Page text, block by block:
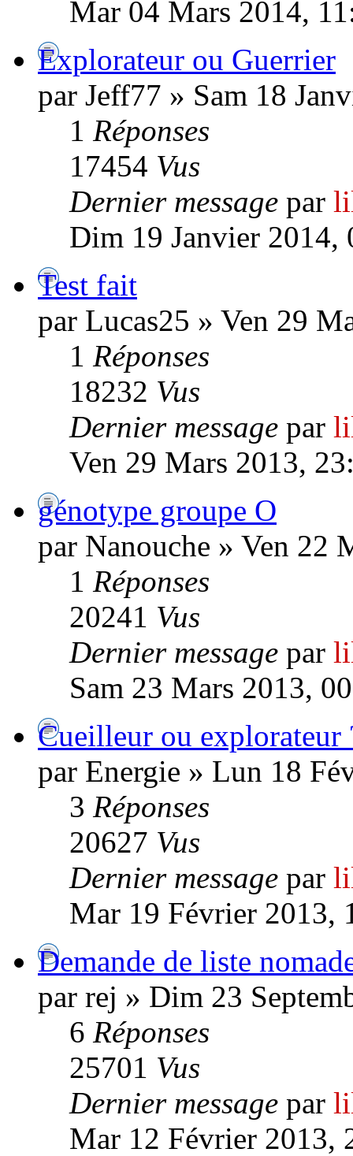
Mar 04 Mars 2014,
Explorateur ou Guerrier
par Jeff77 » Sam 18
1 Réponses
17454 Vus
Dernier message par
Dim 19 Janvier 2014,
Test fait
par Lucas25 » Ven 29
1 Réponses
18232 Vus
Dernier message par
Ven 29 Mars 2013,
génotype groupe O
par Nanouche » Ven 22
1 Réponses
20241 Vus
Dernier message par
Sam 23 Mars 2013,
Cueilleur ou explorateur
par Energie » Lun 18
3 Réponses
20627 Vus
Dernier message par
Mar 19 Février 2013,
Demande de liste
par rej » Dim 23
6 Réponses
25701 Vus
Dernier message par
Mar 12 Février 2013,